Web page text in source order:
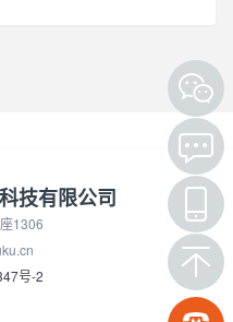
技有限公司
1306
号-2